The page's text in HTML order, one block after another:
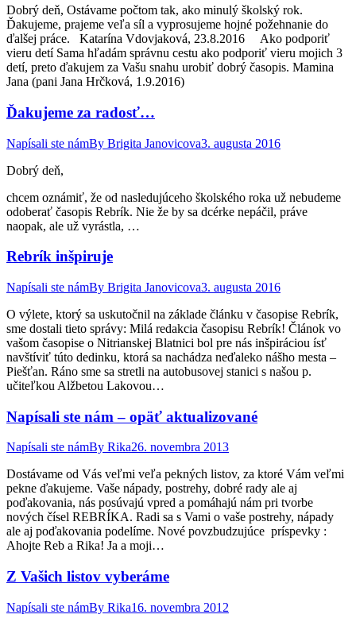
Dobrý deň, Ostávame počtom tak, ako minulý školský rok.
Ďakujeme, prajeme veľa síl a vyprosujeme hojné požehnanie do
ďalšej práce. Katarína Vdovjaková, 23.8.2016 Ako podporiť
vieru detí Sama hľadám správnu cestu ako podporiť vieru mojich 3
detí, preto ďakujem za Vašu snahu urobiť dobrý časopis. Mamina
Jana (pani Jana Hrčková, 1.9.2016)
Ďakujeme za radosť…
Napísali ste námBy Brigita Janovicova3. augusta 2016
Dobrý deň,
chcem oznámiť, že od nasledujúceho školského roka už nebudeme
odoberať časopis Rebrík. Nie že by sa dcérke nepáčil, práve
naopak, ale už vyrástla, …
Rebrík inšpiruje
Napísali ste námBy Brigita Janovicova3. augusta 2016
O výlete, ktorý sa uskutočnil na základe článku v časopise Rebrík,
sme dostali tieto správy: Milá redakcia časopisu Rebrík! Článok vo
vašom časopise o Nitrianskej Blatnici bol pre nás inšpiráciou ísť
navštíviť túto dedinku, ktorá sa nachádza neďaleko nášho mesta –
Piešťan. Ráno sme sa stretli na autobusovej stanici s našou p.
učiteľkou Alžbetou Lakovou…
Napísali ste nám – opäť aktualizované
Napísali ste námBy Rika26. novembra 2013
Dostávame od Vás veľmi veľa pekných listov, za ktoré Vám veľmi
pekne ďakujeme. Vaše nápady, postrehy, dobré rady ale aj
poďakovania, nás posúvajú vpred a pomáhajú nám pri tvorbe
nových čísel REBRÍKA. Radi sa s Vami o vaše postrehy, nápady
ale aj poďakovania podelíme. Nové povzbudzujúce príspevky :
Ahojte Reb a Rika! Ja a moji…
Z Vašich listov vyberáme
Napísali ste námBy Rika16. novembra 2012